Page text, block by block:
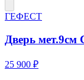
ГЕФЕСТ
Дверь мет.9см
25 900 ₽